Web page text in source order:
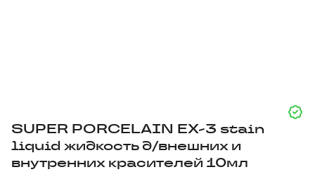
SUPER PORCELAIN EX-3 stain
liquid жидкость д/внешних и
внутренних красителей 10мл